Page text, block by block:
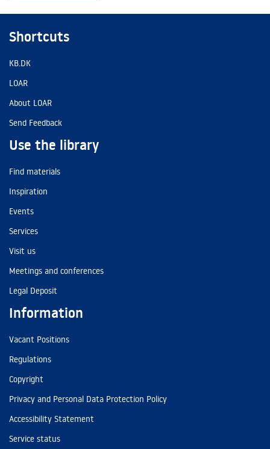
Shortcuts
KB.DK
LOAR
About LOAR
Send Feedback
Use the library
Find materials
Inspiration
Events
Services
Visit us
Meetings and conferences
Legal Deposit
Information
Vacant Positions
Regulations
Copyright
Privacy and Personal Data Protection Policy
Accessibility Statement
Service status